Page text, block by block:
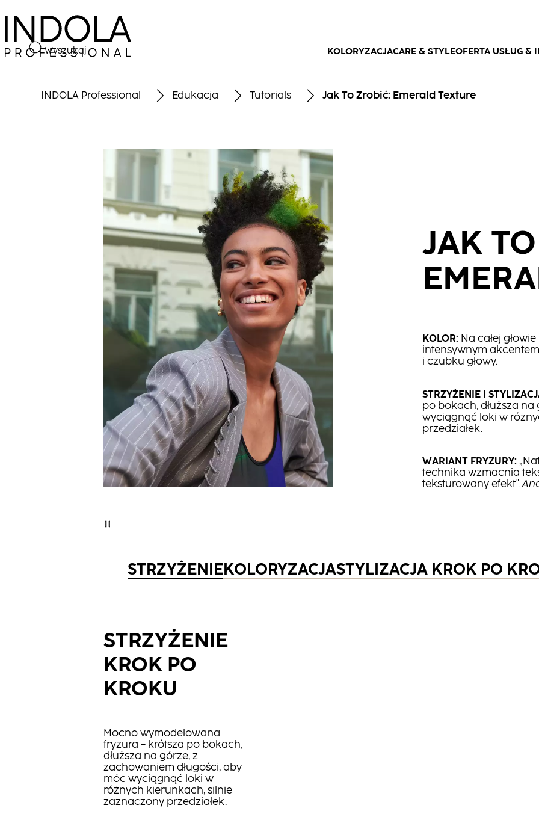
KOLORYZACJACARE & STYLEOFERTA USŁUG &
Wyszukaj
INDOLA Professional Edukacja Tutorials Jak To Zrobić: Emerald Texture
JAK
KOLOR:Na całej
intensywnym
i czubku głowy.
STRZYŻENIE I
po bokach, dłuższa
wyciągnąć loki w
przedziałek.
WARIANT FRYZURY:
technika wzmacnia
teksturowany efekt".
STRZYŻENIEKOLORYZACJASTYLIZACJA KROK PO
STRZYŻENIE
KROK PO
KROKU
Mocno wymodelowana
fryzura – krótsza po bokach,
dłuższa na górze, z
zachowaniem długości, aby
móc wyciągnąć loki w
różnych kierunkach, silnie
zaznaczony przedziałek.